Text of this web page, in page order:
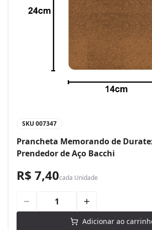
SKU 007347
Prancheta Memorando de
Prendedor de Aço Bacchi
R$ 7,40cada Unidade
Adicionar ao